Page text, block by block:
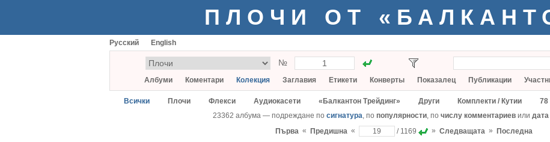
ПЛОЧИ ОТ
Русский English
№
Албуми Коментари Колекция Заглавия Етикети Конверты Показалец Публикации
Всички Плочи Флекси Аудиокасети «Балкантон Трейдинг» Други Комплекти / Кутии
23362 албума — подреждане по сигнатура, по популярности, по числу комментариев или
Първа « Предишна « / 1169 » Следващата » Последна